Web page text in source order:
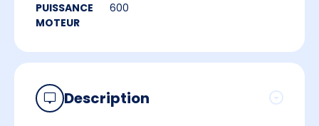
PUISSANCE
MOTEUR
600
Description